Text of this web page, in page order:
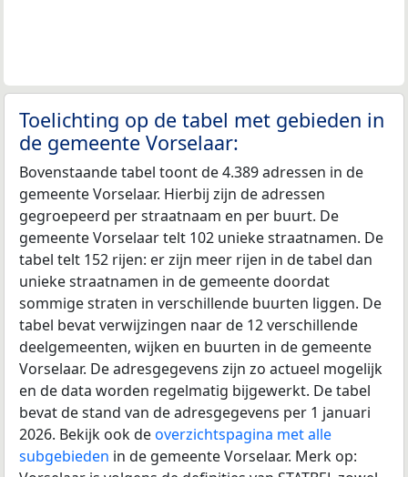
Toelichting op de tabel met gebieden in
de gemeente Vorselaar:
Bovenstaande tabel toont de 4.389 adressen in de
gemeente Vorselaar. Hierbij zijn de adressen
gegroepeerd per straatnaam en per buurt. De
gemeente Vorselaar telt 102 unieke straatnamen. De
tabel telt 152 rijen: er zijn meer rijen in de tabel dan
unieke straatnamen in de gemeente doordat
sommige straten in verschillende buurten liggen. De
tabel bevat verwijzingen naar de 12 verschillende
deelgemeenten, wijken en buurten in de gemeente
Vorselaar. De adresgegevens zijn zo actueel mogelijk
en de data worden regelmatig bijgewerkt. De tabel
bevat de stand van de adresgegevens per 1 januari
2026. Bekijk ook deoverzichtspagina met alle
subgebieden in de gemeente Vorselaar. Merk op: